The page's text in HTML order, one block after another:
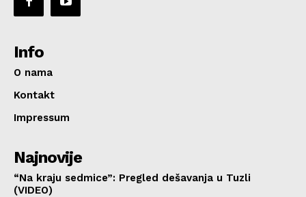
Info
O nama
Kontakt
Impressum
Najnovije
“Na kraju sedmice”: Pregled dešavanja u Tuzli
(VIDEO)